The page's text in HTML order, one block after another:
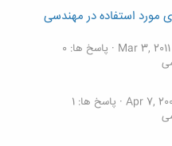
مورد استفاده در مهندسی
Mar 3, 2011
پاسخ ها: 0
Apr 7, پاسخ ها: 1